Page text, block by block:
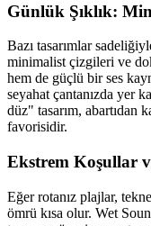
Günlük Şıklık:
Bazı tasarımlar
minimalist çizgileri ve
hem de güçlü bir ses
seyahat çantanızda yer
düz" tasarım, abartıdan
favorisidir.
Ekstrem Koşullar
Eğer rotanız plajlar,
ömrü kısa olur. Wet